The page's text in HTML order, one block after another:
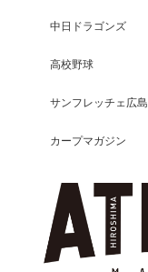
中日ドラゴンズ
高校野球
サンフレッチェ広島
カープマガジン